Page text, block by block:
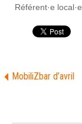
Référent·e local·e
MobiliZbar d’avril